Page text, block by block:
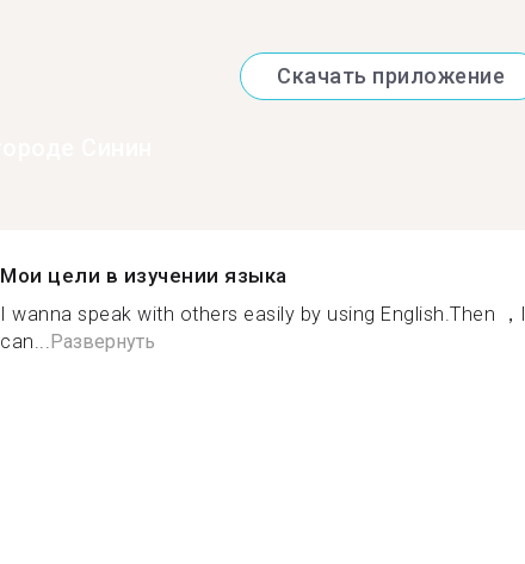
Скачать приложение
Мои цели в изучении языка
I wanna speak with others easily by using English.Then ，I
can... Развернуть